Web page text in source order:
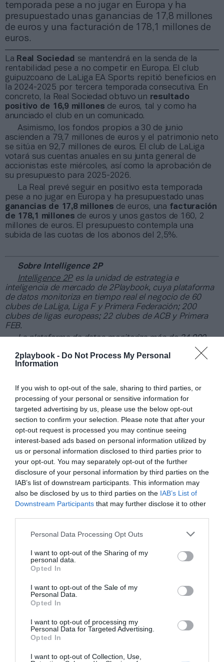
2playbook - Do Not Process My Personal
Information
If you wish to opt-out of the sale, sharing to third parties, or
processing of your personal or sensitive information for
targeted advertising by us, please use the below opt-out
section to confirm your selection. Please note that after your
opt-out request is processed you may continue seeing
interest-based ads based on personal information utilized by
us or personal information disclosed to third parties prior to
your opt-out. You may separately opt-out of the further
disclosure of your personal information by third parties on the
IAB’s list of downstream participants. This information may
also be disclosed by us to third parties on the IAB’s List of
Downstream Participants that may further disclose it to other
Personal Data Processing Opt Outs
I want to opt-out of the Sharing of my
personal data.
Opted In
I want to opt-out of the Sale of my
Personal Data.
Opted In
I want to opt-out of processing my
Personal Data for Targeted Advertising.
Opted In
I want to opt-out of Collection, Use,
Índex2P
LaLiga
temporada pese a no jugar en Europa y ha
presupuestado unas ganancias de 17,8 millones
de euros y una facturación de 178,1 millones de
euros.
La Real Sociedad se mantendrá en la senda de la
rentabilidad pese a no competir en Europa. El club
guipuzcoano de LaLiga EA Sports repitió beneficios en
la 2024-2025 por tercera temporada consecutiva. En
concreto, la Real Sociedad obtuvo un resultado
positivo de 16,9 millones de euros, tal y como ha
anunciado el club en un comunicado.
Asimismo, los fondos propios a 30 de junio
ascienden a 79,7 millones de euros y el patrimonio neto
se sitúa en 92,7 millones de euros. El club de LaLiga
votará sus cuentas anuales en su junta general de
accionistas este miércoles, así como la aprobación de
su presupuesto para 2025-2026.
La Real prevé seguir en positivo esta temporada
pese a no jugar en Europa y ha presupuestado unas
ganancias de 17,8 millones de euros, una facturación
de 178,1 millones de euros y unos gastos de 160, 2
millones de euros. El presupuesto contempla una
subida de las cuotas de los abonos del 2,5%.
Sobre Intelligence 2P
Intelligence 2Pes la unidad de estrategia e
inteligencia de mercado de 2Playbook, cuya plataforma
de datos monitoriza en tiempo real el negocio de 60
clubes de LaLiga, Liga F y Primera Federación; 200
clubes de ligas europeas; 22 clubes de ACB y Primera
FEB.
La plataforma de datos monitoriza más de 34.000
corresponden al mercado español y más de 8.000 a
propiedades deportivas y competiciones internacionales,
marcas, categorías de producto y valor económico
aproximado de cada acuerdo. Si quieres más
información, contacta con nosotros
intelligence@2playbook.com
Añadir2Playbookcomo fuente preferida de Google
de forma gratuita
Mantente informado con las últimas noticias de actualidad.
ACTIVAR AHORA
Compartir
Publicidad